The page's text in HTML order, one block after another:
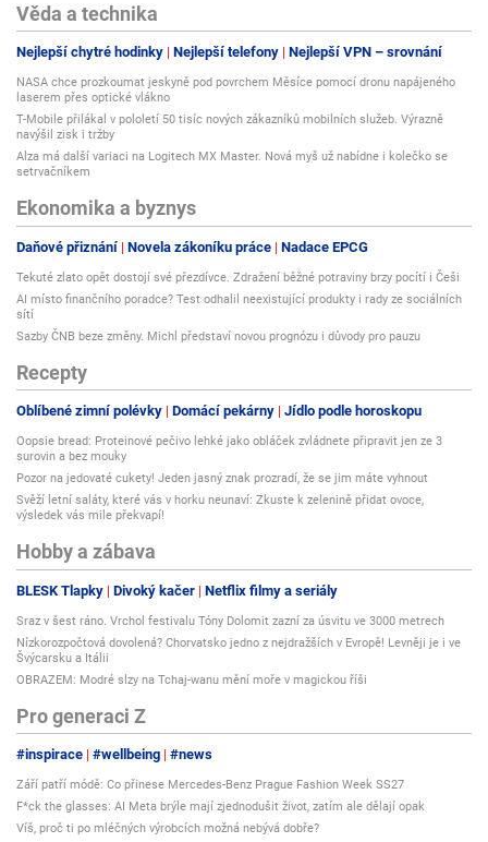
Věda a technika
Nejlepší chytré hodinky Nejlepší telefony Nejlepší VPN – srovnání
NASA chce prozkoumat jeskyně pod povrchem Měsíce pomocí dronu napájeného
laserem přes optické vlákno
T-Mobile přilákal v pololetí 50 tisíc nových zákazníků mobilních služeb. Výrazně
navýšil zisk i tržby
Alza má další variaci na Logitech MX Master. Nová myš už nabídne i kolečko se
setrvačníkem
Ekonomika a byznys
Daňové přiznání Novela zákoníku práce Nadace EPCG
Tekuté zlato opět dostojí své přezdívce. Zdražení běžné potraviny brzy pocítí i Češi
AI místo finančního poradce? Test odhalil neexistující produkty i rady ze sociálních
sítí
Sazby ČNB beze změny. Michl představí novou prognózu i důvody pro pauzu
Recepty
Oblíbené zimní polévky Domácí pekárny Jídlo podle horoskopu
Oopsie bread: Proteinové pečivo lehké jako obláček zvládnete připravit jen ze 3
surovin a bez mouky
Pozor na jedovaté cukety! Jeden jasný znak prozradí, že se jim máte vyhnout
Svěží letní saláty, které vás v horku neunaví: Zkuste k zelenině přidat ovoce,
výsledek vás mile překvapí!
Hobby a zábava
BLESK Tlapky Divoký kačer Netflix filmy a seriály
Sraz v šest ráno. Vrchol festivalu Tóny Dolomit zazní za úsvitu ve 3000 metrech
Nízkorozpočtová dovolená? Chorvatsko jedno z nejdražších v Evropě! Levněji je i ve
Švýcarsku a Itálii
OBRAZEM: Modré slzy na Tchaj-wanu mění moře v magickou říši
Pro generaci Z
#inspirace #wellbeing #news
Září patří módě: Co přinese Mercedes-Benz Prague Fashion Week SS27
F*ck the glasses: AI Meta brýle mají zjednodušit život, zatím ale dělají opak
Víš, proč ti po mléčných výrobcích možná nebývá dobře?